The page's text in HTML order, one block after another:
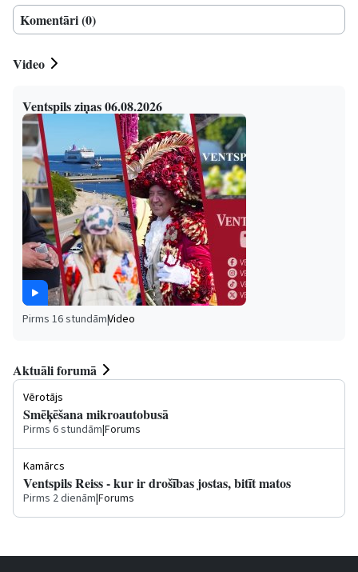
Komentāri (0)
Video
Ventspils ziņas 06.08.2026
Pirms 16 stundām|Video
Aktuāli forumā
Vērotājs
Smēķēšana mikroautobusā
Pirms 6 stundām|Forums
Kamārcs
Ventspils Reiss - kur ir drošības jostas, bitīt matos
Pirms 2 dienām|Forums